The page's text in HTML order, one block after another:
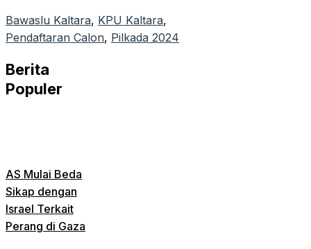
Bawaslu Kaltara, KPU Kaltara
Pendaftaran Calon, Pilkada 2024
Berita
Populer
AS Mulai Beda
Sikap dengan
Israel Terkait
Perang di Gaza